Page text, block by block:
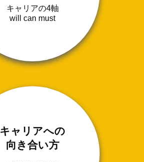
キャリアの4軸
will can must
キャリアへの
向き合い方